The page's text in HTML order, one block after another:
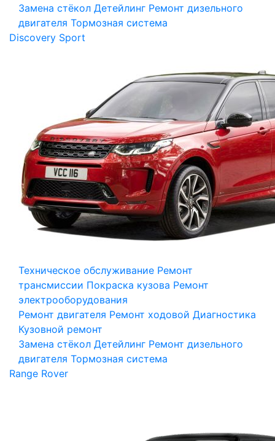
Замена стёкол Детейлинг Ремонт дизельного
двигателя Тормозная система
Discovery Sport
Техническое обслуживание Ремонт
трансмиссии Покраска кузова Ремонт
электрооборудования
Ремонт двигателя Ремонт ходовой Диагностика
Кузовной ремонт
Замена стёкол Детейлинг Ремонт дизельного
двигателя Тормозная система
Range Rover